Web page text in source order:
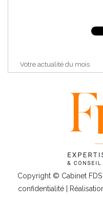
Votre actualité du mois
Copyright © Cabinet FDS |
confidentialité|